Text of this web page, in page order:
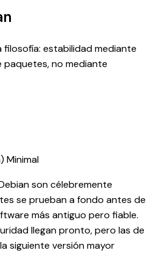
filosofía: estabilidad mediante
no mediante
Minimal
son célebremente
se prueban a fondo antes de
más antiguo pero fiable.
llegan pronto, pero las de
siguiente versión mayor